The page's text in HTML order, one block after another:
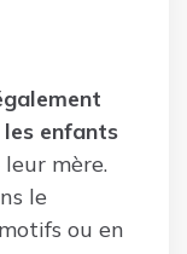
enfants
mère.
le
ou en